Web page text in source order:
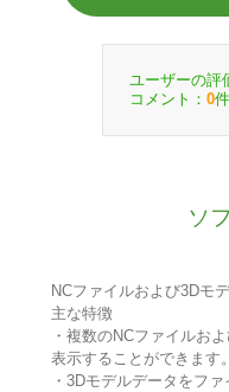
ユーザーの評
コメント： 0件
ソ
NCファイルおよび3Dモ
主な特徴
・複数のNCファイルお
表示することができます
・3Dモデルデータをフ